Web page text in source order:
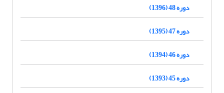
دوره 48 (1396)
دوره 47 (1395)
دوره 46 (1394)
دوره 45 (1393)